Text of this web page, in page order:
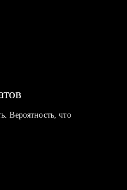
Вероятность, что